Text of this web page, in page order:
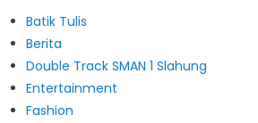
Batik Tulis
Berita
Double Track SMAN 1 Slahung
Entertainment
Fashion